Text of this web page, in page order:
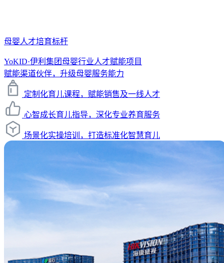
母婴人才培育标杆
YoKID·伊利集团母婴行业人才赋能项目
赋能渠道伙伴，升级母婴服务能力
定制化育儿课程，赋能销售及一线人才
心智成长育儿指导，深化专业养育服务
场景化实操培训，打造标准化智慧育儿